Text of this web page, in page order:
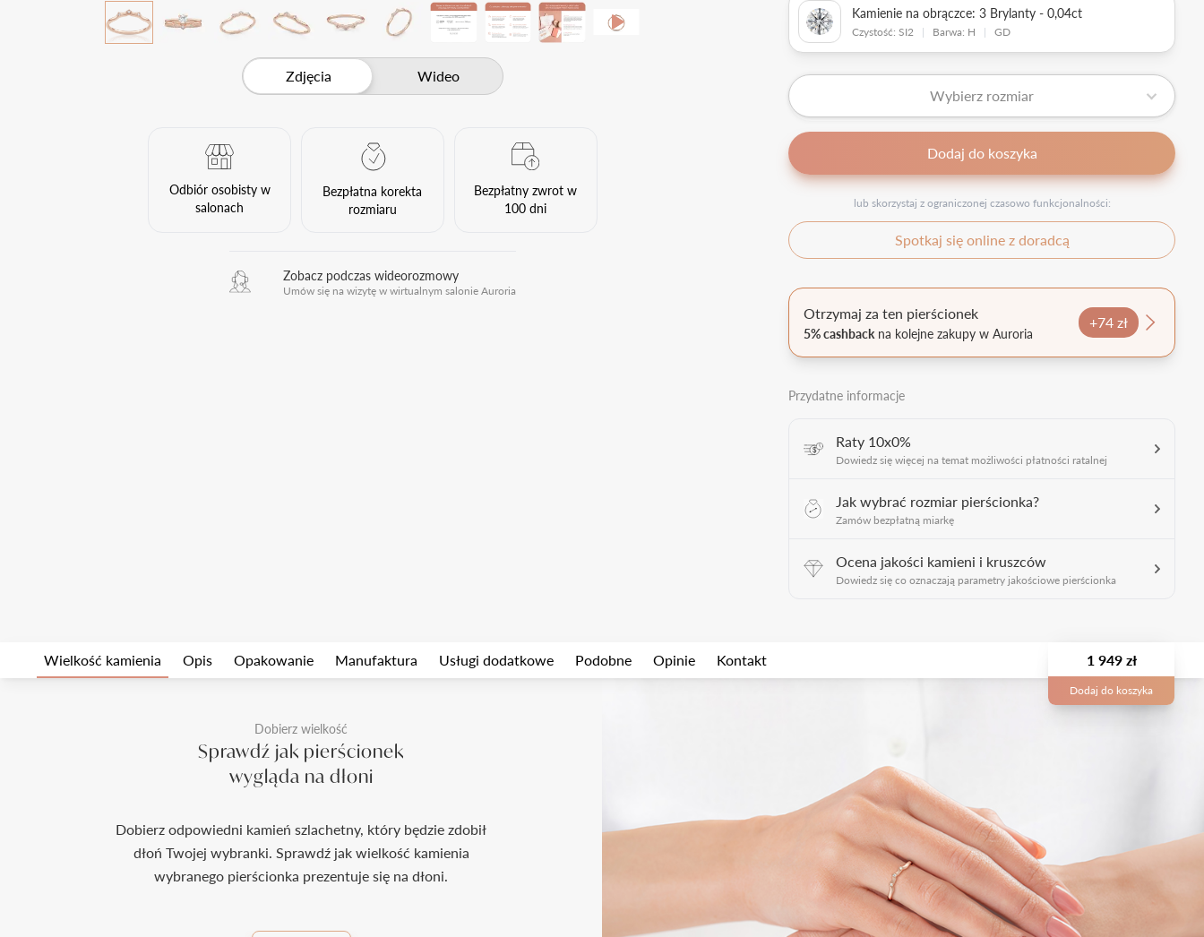
Zdjęcia Wideo
Odbiór osobisty w
salonach
Bezpłatna korekta
rozmiaru
Bezpłatny zwrot w
100 dni
Zobacz podczas wideorozmowy
Umów się na wizytę w wirtualnym salonie Auroria
Kamienie na obrączce: 3 Brylanty - 0,04ct
Czystość: SI2 | Barwa: H | GD
Wybierz rozmiar
Dodaj do koszyka
lub skorzystaj z ograniczonej czasowo funkcjonalności:
Spotkaj się online z doradcą
Otrzymaj za ten pierścionek
5% cashback na kolejne zakupy w Auroria
+74 zł
Przydatne informacje
Raty 10x0%
Dowiedz się więcej na temat możliwości płatności ratalnej
Jak wybrać rozmiar pierścionka?
Zamów bezpłatną miarkę
Ocena jakości kamieni i kruszców
Dowiedz się co oznaczają parametry jakościowe pierścionka
Wielkość kamienia Opis Opakowanie Manufaktura Usługi dodatkowe Podobne Opinie Kontakt 1 949 zł
Dodaj do koszyka
Dobierz wielkość
Sprawdź jak pierścionek
wygląda na dłoni
Dobierz odpowiedni kamień szlachetny, który będzie zdobił
dłoń Twojej wybranki. Sprawdź jak wielkość kamienia
wybranego pierścionka prezentuje się na dłoni.